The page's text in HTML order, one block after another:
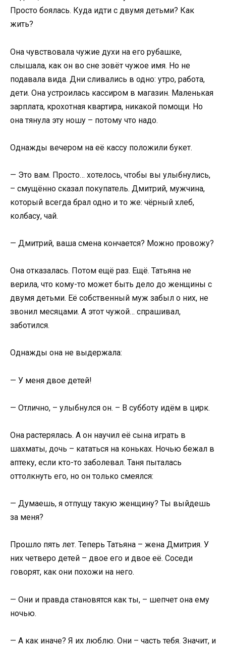
Просто боялась. Куда идти с двумя детьми? Как
жить?
Она чувствовала чужие духи на его рубашке,
слышала, как он во сне зовёт чужое имя. Но не
подавала вида. Дни сливались в одно: утро, работа,
дети. Она устроилась кассиром в магазин. Маленькая
зарплата, крохотная квартира, никакой помощи. Но
она тянула эту ношу – потому что надо.
Однажды вечером на её кассу положили букет.
— Это вам. Просто… хотелось, чтобы вы улыбнулись,
– смущённо сказал покупатель. Дмитрий, мужчина,
который всегда брал одно и то же: чёрный хлеб,
колбасу, чай.
— Дмитрий, ваша смена кончается? Можно провожу?
Она отказалась. Потом ещё раз. Ещё. Татьяна не
верила, что кому-то может быть дело до женщины с
двумя детьми. Её собственный муж забыл о них, не
звонил месяцами. А этот чужой… спрашивал,
заботился.
Однажды она не выдержала:
— У меня двое детей!
— Отлично, – улыбнулся он. – В субботу идём в цирк.
Она растерялась. А он научил её сына играть в
шахматы, дочь – кататься на коньках. Ночью бежал в
аптеку, если кто-то заболевал. Таня пыталась
оттолкнуть его, но он только смеялся:
— Думаешь, я отпущу такую женщину? Ты выйдешь
за меня?
Прошло пять лет. Теперь Татьяна – жена Дмитрия. У
них четверо детей – двое его и двое её. Соседи
говорят, как они похожи на него.
— Они и правда становятся как ты, – шепчет она ему
ночью.
— А как иначе? Я их люблю. Они – часть тебя. Значит, и